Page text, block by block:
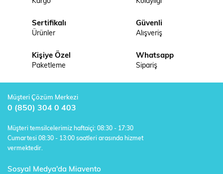
Sertifikalı
Ürünler
Güvenli
Alışveriş
Kişiye Özel
Paketleme
Whatsapp
Sipariş
Müşteri Çözüm Merkezi
0 (850) 304 0 403
Müşteri temsilcelerimiz haftaiçi: 08:30 - 17:30
Cumartesi 08:30 - 13:00 saatleri arasında hizmet
vermektedir.
Sosyal Medya'da Miavento